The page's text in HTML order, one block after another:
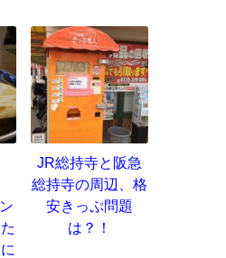
JR総持寺と阪急
総持寺の周辺、格
安きっぷ問題
は？！